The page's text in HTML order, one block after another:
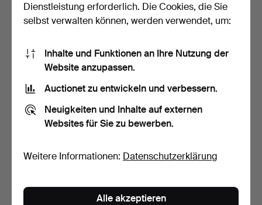
3 Tage
Schätzwert
3 Tage
Dienstleistung erforderlich. Die Cookies, die Sie
selbst verwalten können, werden verwendet, um:
Inhalte und Funktionen an Ihre Nutzung der
Website anzupassen.
Auctionet zu entwickeln und verbessern.
Neuigkeiten und Inhalte auf externen
Websites für Sie zu bewerben.
Weitere Informationen: Datenschutzerklärung
Alle akzeptieren